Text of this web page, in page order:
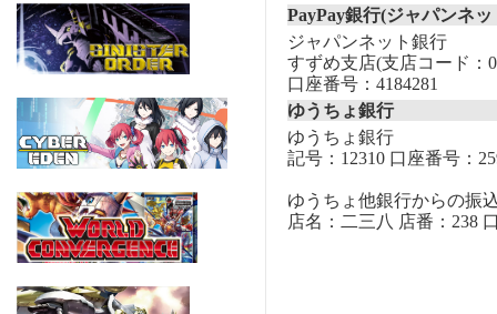
PayPay銀行(ジャパンネ
ジャパンネット銀行
すずめ支店(支店コード：
口座番号：4184281
ゆうちょ銀行
ゆうちょ銀行
記号：12310 口座番号：
ゆうちょ他銀行からの振
店名：二三八 店番：238